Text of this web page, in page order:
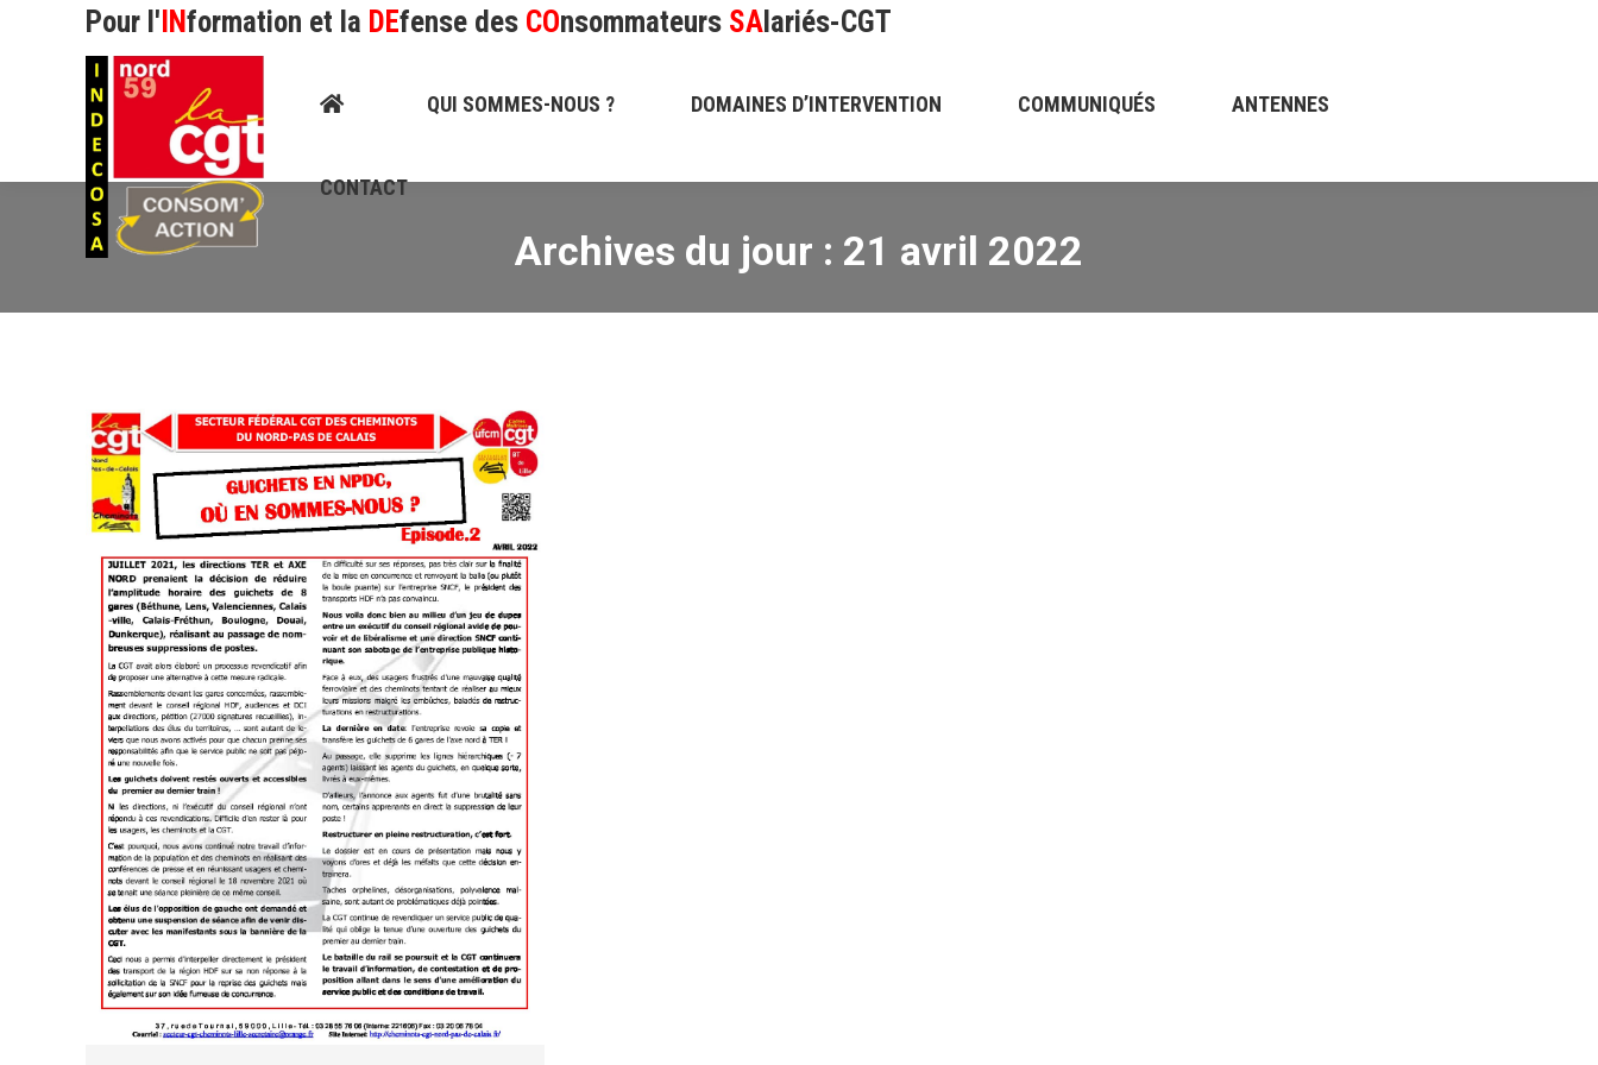
Pour l' INformation et la DEfense des COnsommateurs SA lariés-CGT
QUI SOMMES-NOUS ? DOMAINES D’INTERVENTION COMMUNIQUÉS ANTENNES
CONTACT
Archives du jour : 21 avril 2022